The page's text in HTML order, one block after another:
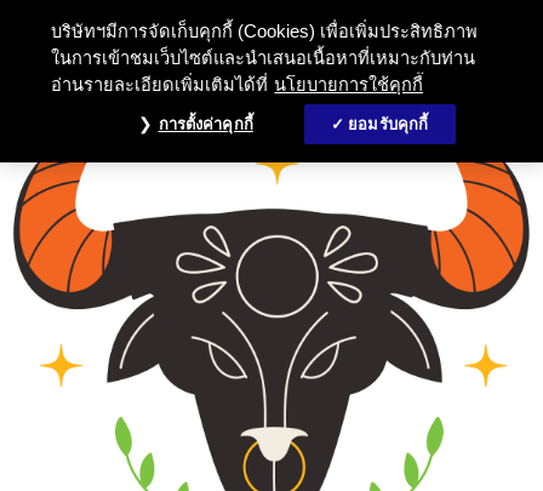
บริษัทฯมีการจัดเก็บคุกกี้ (Cookies) เพื่อเพิ่มประสิทธิภาพ
ในการเข้าชมเว็บไซต์และนำเสนอเนื้อหาที่เหมาะกับท่าน
อ่านรายละเอียดเพิ่มเติมได้ที่ นโยบายการใช้คุกกี้
การตั้งค่าคุกกี้ ยอมรับคุกกี้